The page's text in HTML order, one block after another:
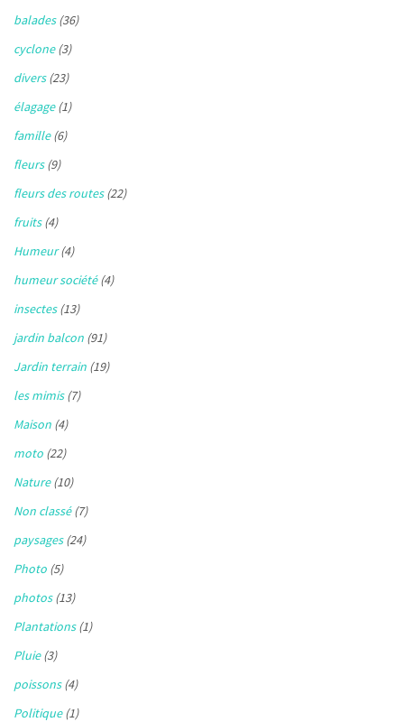
balades(36)
cyclone(3)
divers(23)
élagage(1)
famille(6)
fleurs(9)
fleurs des routes(22)
fruits(4)
Humeur(4)
humeur société(4)
insectes(13)
jardin balcon (91)
Jardin terrain (19)
les mimis(7)
Maison (4)
moto (22)
Nature(10)
Non classé(7)
paysages(24)
Photo (5)
photos(13)
Plantations(1)
Pluie(3)
poissons(4)
Politique(1)